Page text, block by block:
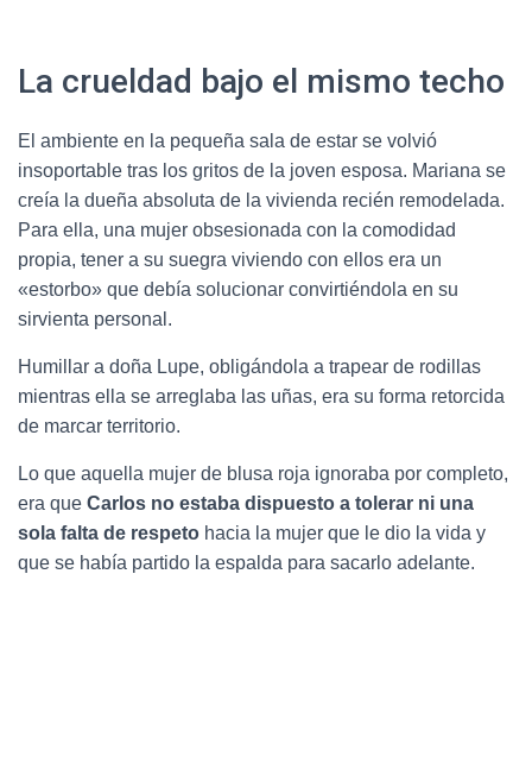
La crueldad bajo el mismo techo
El ambiente en la pequeña sala de estar se volvió
insoportable tras los gritos de la joven esposa. Mariana se
creía la dueña absoluta de la vivienda recién remodelada.
Para ella, una mujer obsesionada con la comodidad
propia, tener a su suegra viviendo con ellos era un
«estorbo» que debía solucionar convirtiéndola en su
sirvienta personal.
Humillar a doña Lupe, obligándola a trapear de rodillas
mientras ella se arreglaba las uñas, era su forma retorcida
de marcar territorio.
Lo que aquella mujer de blusa roja ignoraba por completo,
era que Carlos no estaba dispuesto a tolerar ni una
sola falta de respeto hacia la mujer que le dio la vida y
que se había partido la espalda para sacarlo adelante.